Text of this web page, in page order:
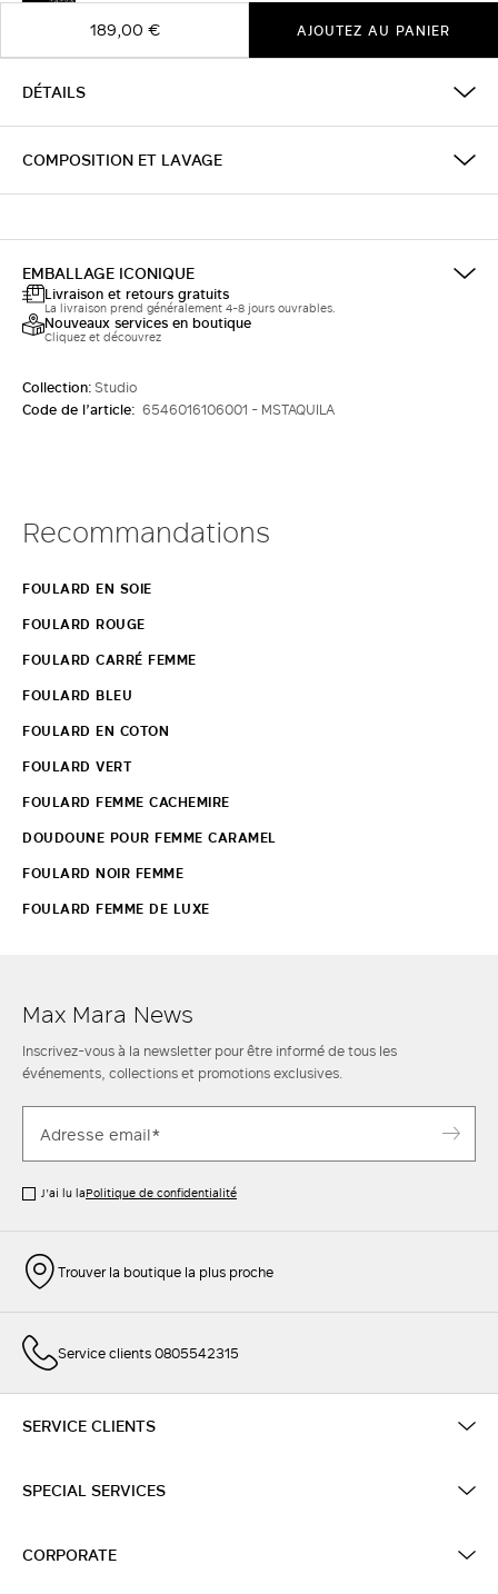
189,00 € AJOUTEZ AU PANIER
DÉTAILS
COMPOSITION ET LAVAGE
EMBALLAGE ICONIQUE
Livraison et retours gratuits
La livraison prend généralement 4-8 jours ouvrables.
Nouveaux services en boutique
Cliquez et découvrez
Collection:Studio
Code de l’article: 6546016106001 - MSTAQUILA
Recommandations
FOULARD EN SOIE
FOULARD ROUGE
FOULARD CARRÉ FEMME
FOULARD BLEU
FOULARD EN COTON
FOULARD VERT
FOULARD FEMME CACHEMIRE
DOUDOUNE POUR FEMME CARAMEL
FOULARD NOIR FEMME
FOULARD FEMME DE LUXE
Max Mara News
Inscrivez-vous à la newsletter pour être informé de tous les
événements, collections et promotions exclusives.
J’ai lu laPolitique de confidentialité
Trouver la boutique la plus proche
Service clients 0805542315
SERVICE CLIENTS
SPECIAL SERVICES
CORPORATE